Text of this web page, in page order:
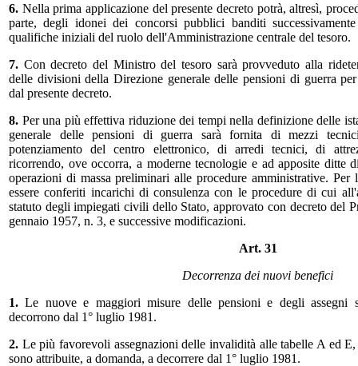
6. Nella prima applicazione del presente decreto potrà, altresì,
parte, degli idonei dei concorsi pubblici banditi
qualifiche iniziali del ruolo dell'Amministrazione centrale del tesoro.
7. Con decreto del Ministro del tesoro sarà provveduto alla
delle divisioni della Direzione generale delle pensioni di guerra
dal presente decreto.
8. Per una più effettiva riduzione dei tempi nella definizione delle
generale delle pensioni di guerra sarà fornita di mezzi
potenziamento del centro elettronico, di arredi tecnici, di
ricorrendo, ove occorra, a moderne tecnologie e ad apposite ditte
operazioni di massa preliminari alle procedure amministrative. Per
essere conferiti incarichi di consulenza con le procedure di cui
statuto degli impiegati civili dello Stato, approvato con decreto del
gennaio 1957, n. 3, e successive modificazioni.
Art. 31
Decorrenza dei nuovi benefici
1.Le nuove e maggiori misure delle pensioni e degli assegni
decorrono dal 1° luglio 1981.
2. Le più favorevoli assegnazioni delle invalidità alle tabelle A ed E,
sono attribuite, a domanda, a decorrere dal 1° luglio 1981.